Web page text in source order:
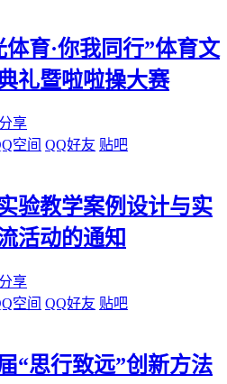
育·你我同行”体育文
礼暨啦啦操大赛
分享
空间 QQ好友 贴吧
验教学案例设计与实
活动的通知
分享
空间 QQ好友 贴吧
“思行致远”创新方法